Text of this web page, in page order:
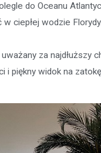
do Oceanu
ciepłej wodzie Florydy.
za
i piękny widok na